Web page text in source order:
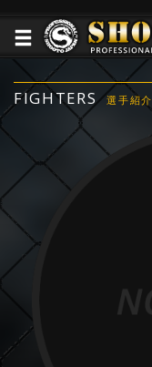
FIGHTERS 選手紹介